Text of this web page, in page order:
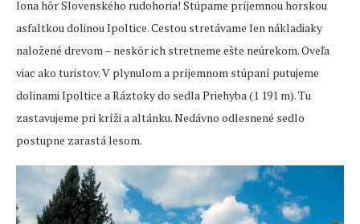
lona hôr Slovenského rudohoria! Stúpame príjemnou horskou
asfaltkou dolinou Ipoltice. Cestou stretávame len nákladiaky
naložené drevom – neskôr ich stretneme ešte neúrekom. Oveľa
viac ako turistov. V plynulom a príjemnom stúpaní putujeme
dolinami Ipoltice a Ráztoky do sedla Priehyba (1 191 m). Tu
zastavujeme pri kríži a altánku. Nedávno odlesnené sedlo
postupne zarastá lesom.